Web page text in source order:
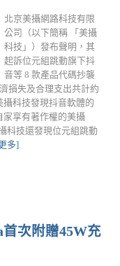
北京美攝網路科技有限
公司（以下簡稱 「美攝
科技」）發布聲明，其
起訴位元組跳動旗下抖
音等 8 款產品代碼抄襲
損失及合理支出共計約
攝科技發現抖音軟體的
家享有著作權的美攝
科技還發現位元組跳動
多]
首次附贈45W充